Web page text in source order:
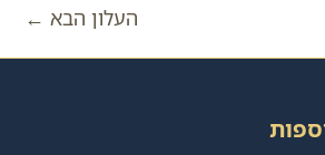
העלון הבא ←